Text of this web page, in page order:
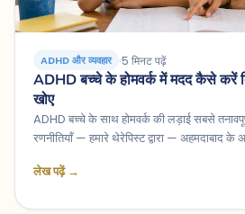
ADHD और व्यवहार 5 मिनट पढ़ें
ADHD बच्चे के होमवर्क में मदद कैसे करें
खोए
ADHD बच्चे के साथ होमवर्क की लड़ाई सबसे
रणनीतियाँ — हमारे थेरेपिस्ट द्वारा — अहमदाबाद
लेख पढ़ें →